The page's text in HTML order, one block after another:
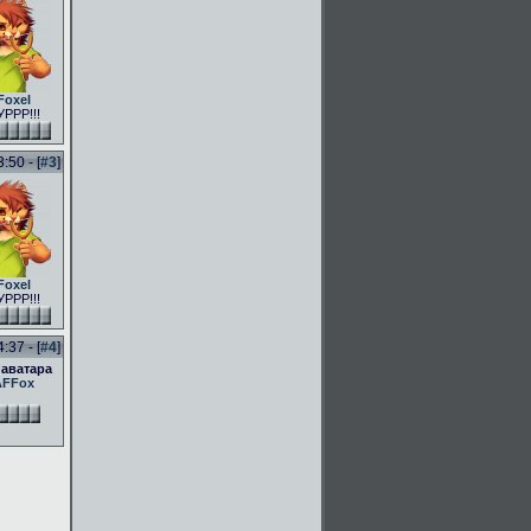
- [#3]
- [#4]